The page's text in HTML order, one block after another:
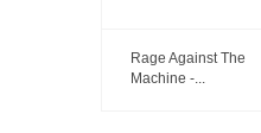
Rage Against The
Machine -...